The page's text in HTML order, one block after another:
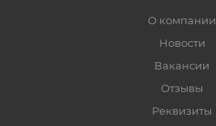
О компании
Новости
Вакансии
Отзывы
Реквизиты